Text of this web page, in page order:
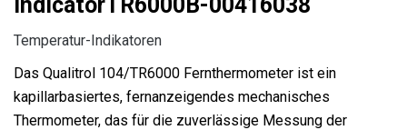
Temperatur-Indikatoren
Das Qualitrol 104/TR6000 Fernthermometer ist ein
kapillarbasiertes, fernanzeigendes mechanisches
Thermometer, das für die zuverlässige Messung der